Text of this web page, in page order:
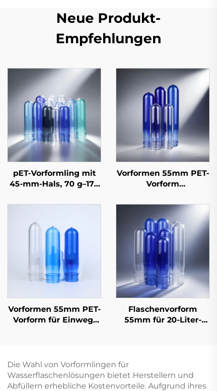
Neue Produkt-
Empfehlungen
pET-Vorformling mit
45-mm-Hals, 70 g–175
Wasserflaschen, 100 %
Lebensmittelqualität-
für Speiseölbehälter
Vorformen 55mm PET-
Vorform
Lösung für Einweg-
20L-Wasserfässer
Vorformen 55mm PET-
Vorform für Einweg-
Flaschenvorform
55mm für 20-Liter-
Die Wahl von Vorformlingen für
Wasserflaschenlösungen bietet Herstellern und
Abfüllern erhebliche Kostenvorteile. Aufgrund ihres